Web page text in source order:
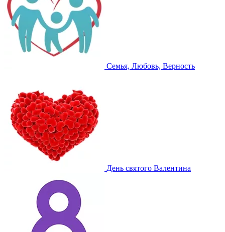
Семья, Любовь, Верность
День святого Валентина